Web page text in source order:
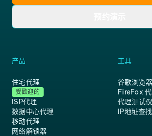
产品
住宅代理
受歡迎的
ISP代理
数据中心代理
移动代理
网络解锁器
工具
谷歌浏览
FireFox
代理测试仪
IP地址查找